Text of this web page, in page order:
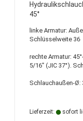
45°
linke Armatur:
Schlüsselweite 36
rechte Armatur:
5/16" (JIC 37°).
Schlauchaußen-Ø:
Lieferzeit: sofort